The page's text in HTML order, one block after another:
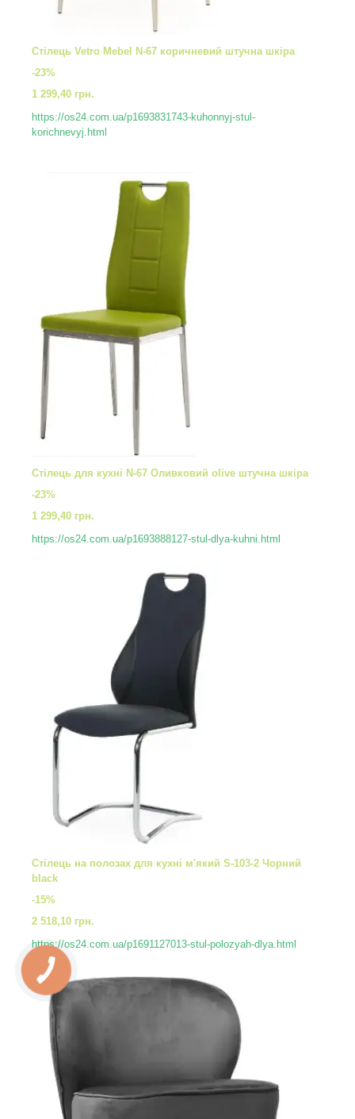
Стілець Vetro Mebel N-67 коричневий штучна шкіра
-23%
1 299,40 грн.
https://os24.com.ua/p1693831743-kuhonnyj-stul-
korichnevyj.html
Стілець для кухні N-67 Оливковий olive штучна шкіра
-23%
1 299,40 грн.
https://os24.com.ua/p1693888127-stul-dlya-kuhni.html
Стілець на полозах для кухні м'який S-103-2 Чорний
black
-15%
2 518,10 грн.
https://os24.com.ua/p1691127013-stul-polozyah-dlya.html